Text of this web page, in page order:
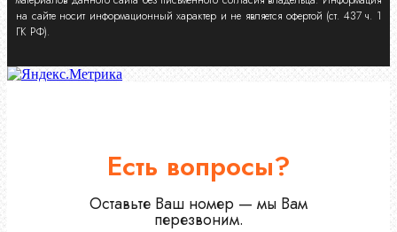
на сайте носит информационный характер и не является офертой (ст. 437 ч. 1
ГК РФ).
Есть вопросы?
Оставьте Ваш номер — мы Вам
перезвоним.